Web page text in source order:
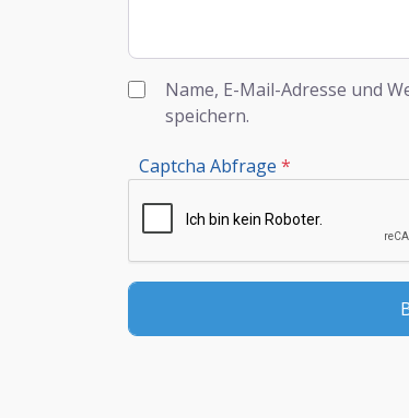
Name, E-Mail-Adresse und
speichern.
Captcha Abfrage *